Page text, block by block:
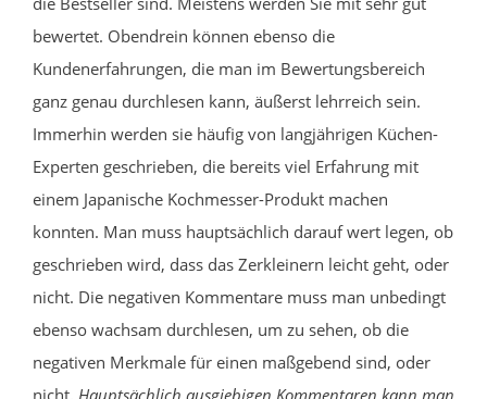
bewertet. Obendrein können ebenso die
Kundenerfahrungen, die man im Bewertungsbereich
ganz genau durchlesen kann, äußerst lehrreich sein.
Immerhin werden sie häufig von langjährigen Küchen-
Experten geschrieben, die bereits viel Erfahrung mit
einem Japanische Kochmesser-Produkt machen
konnten. Man muss hauptsächlich darauf wert legen, ob
geschrieben wird, dass das Zerkleinern leicht geht, oder
nicht. Die negativen Kommentare muss man unbedingt
ebenso wachsam durchlesen, um zu sehen, ob die
negativen Merkmale für einen maßgebend sind, oder
nicht. Hauptsächlich ausgiebigen Kommentaren kann man